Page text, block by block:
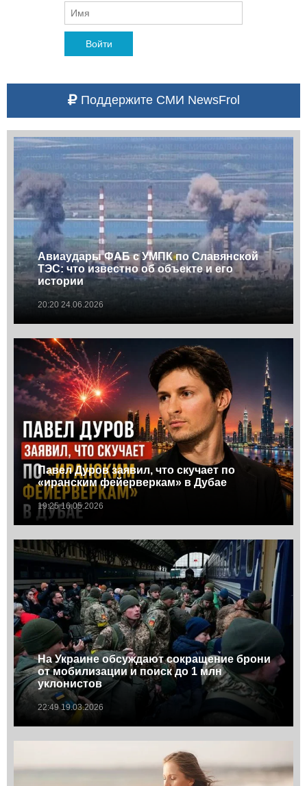
Войти
Поддержите СМИ NewsFrol
Авиаудары ФАБ с УМПК по Славянской
ТЭС: что известно об объекте и его
истории
20:20 24.06.2026
Павел Дуров заявил, что скучает по
«иранским фейерверкам» в Дубае
19:25 16.05.2026
На Украине обсуждают сокращение брони
от мобилизации и поиск до 1 млн
уклонистов
22:49 19.03.2026